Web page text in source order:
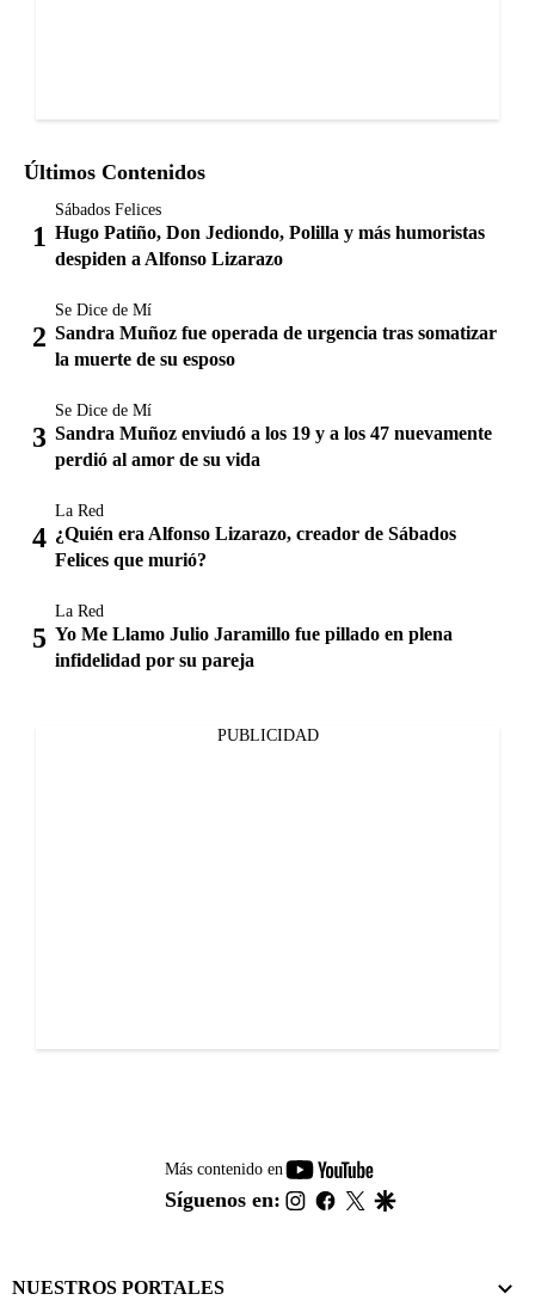
Últimos Contenidos
Sábados Felices
Hugo Patiño, Don Jediondo, Polilla y más humoristas
despiden a Alfonso Lizarazo
Se Dice de Mí
Sandra Muñoz fue operada de urgencia tras somatizar
la muerte de su esposo
Se Dice de Mí
Sandra Muñoz enviudó a los 19 y a los 47 nuevamente
perdió al amor de su vida
La Red
¿Quién era Alfonso Lizarazo, creador de Sábados
Felices que murió?
La Red
Yo Me Llamo Julio Jaramillo fue pillado en plena
infidelidad por su pareja
PUBLICIDAD
Más contenido en
youtube-
footer
Síguenos en: instagram
facebook
twitter
NUESTROS PORTALES